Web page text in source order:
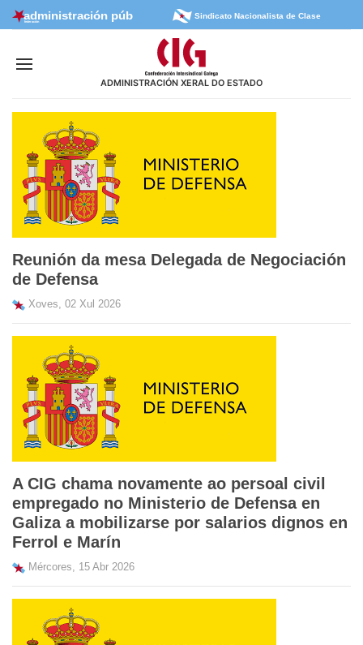
Sindicato Nacionalista de Clase
ADMINISTRACIÓN XERAL DO ESTADO
Reunión da mesa Delegada de Negociación
de Defensa
Xoves, 02 Xul 2026
A CIG chama novamente ao persoal civil
empregado no Ministerio de Defensa en
Galiza a mobilizarse por salarios dignos en
Ferrol e Marín
Mércores, 15 Abr 2026